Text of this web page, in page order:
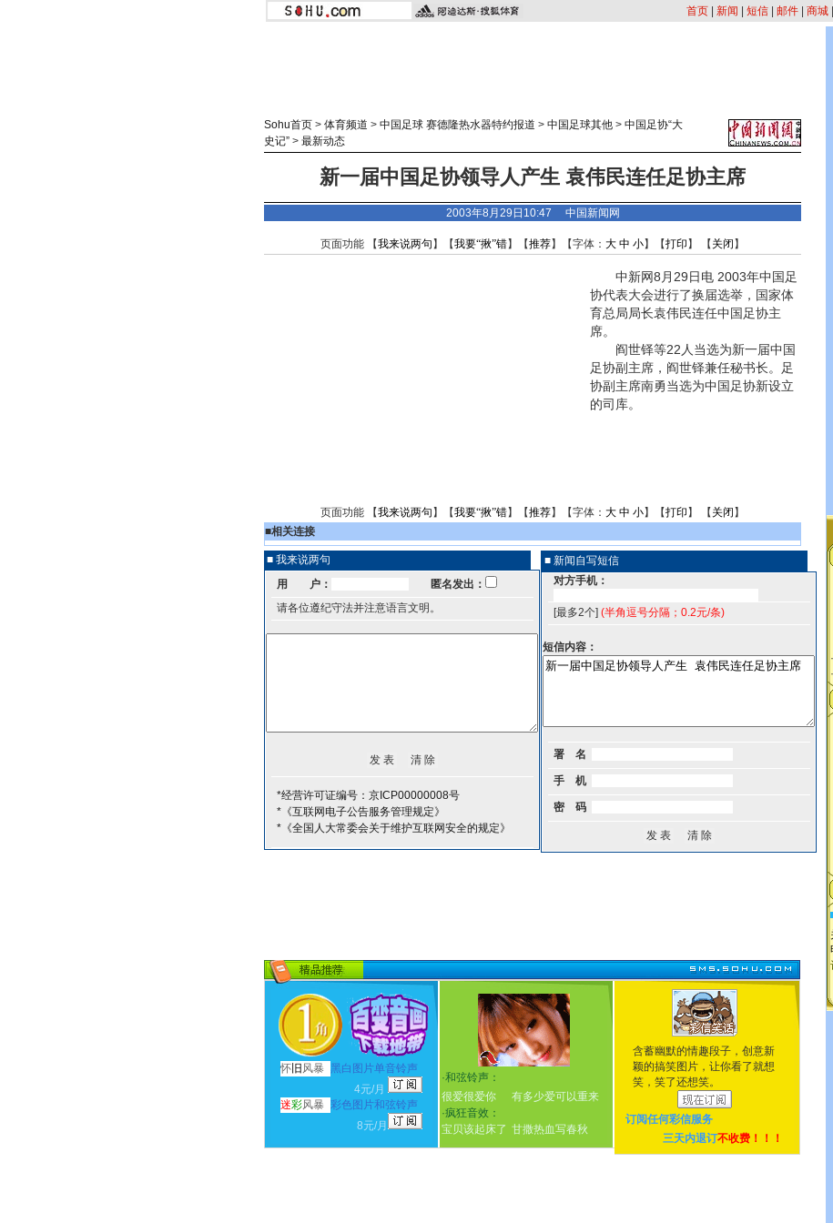
首页 新闻 短信 邮件 商城
Sohu首页 > 体育频道 > 中国足球 赛德隆热水器特约报道 > 中国足球其他 > 中国足协“大
史记” > 最新动态
新一届中国足协领导人产生 袁伟民连任足协主席
2003年8月29日10:47 中国新闻网
页面功能 【我来说两句 】【我要“揪”错】【推荐】【字体： 大 中 小】【打印 】 【 关闭 】
中新网8月29日电 2003年中国足
协代表大会进行了换届选举，国家体
育总局局长袁伟民连任中国足协主
席。
阎世铎等22人当选为新一届中国
足协副主席，阎世铎兼任秘书长。足
协副主席南勇当选为中国足协新设立
的司库。
页面功能 【我来说两句 】【我要“揪”错】【推荐】【字体： 大 中 小】【打印 】 【 关闭 】
■相关连接
■ 我来说两句
用 户：
匿名发出：
请各位遵纪守法并注意语言文明。
*经营许可证编号：京ICP00000008号
*《互联网电子公告服务管理规定》
*《全国人大常委会关于维护互联网安全的规定》
■ 新闻自写短信
对方手机：
[最多2个] (半角逗号分隔；0.2元/条)
短信内容：
署 名
手 机
密 码
怀 旧 风暴
黑白图片单音铃声
4元/月
迷彩风暴 彩色图片和弦铃声
8元/月
·和弦铃声：
很爱很爱你
有多少爱可以重来
·疯狂音效：
宝贝该起床了 甘撒热血写春秋
含蓄幽默的情趣段子，创意新
颖的搞笑图片，让你看了就想
笑，笑了还想笑。
订阅任何彩信服务
三天内退订不收费！！！
·
·